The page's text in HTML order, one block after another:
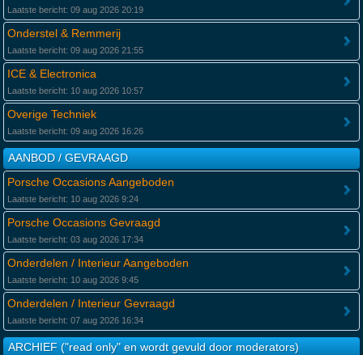
Laatste bericht: 09 aug 2026 20:19
Onderstel & Remmerij
Laatste bericht: 09 aug 2026 21:55
ICE & Electronica
Laatste bericht: 10 aug 2026 10:57
Overige Techniek
Laatste bericht: 09 aug 2026 16:26
AANBOD / GEVRAAGD
Porsche Occasions Aangeboden
Laatste bericht: 10 aug 2026 9:24
Porsche Occasions Gevraagd
Laatste bericht: 03 aug 2026 17:34
Onderdelen / Interieur Aangeboden
Laatste bericht: 10 aug 2026 9:45
Onderdelen / Interieur Gevraagd
Laatste bericht: 07 aug 2026 16:34
ARCHIEF ("read only" en wordt gevuld door moderators)